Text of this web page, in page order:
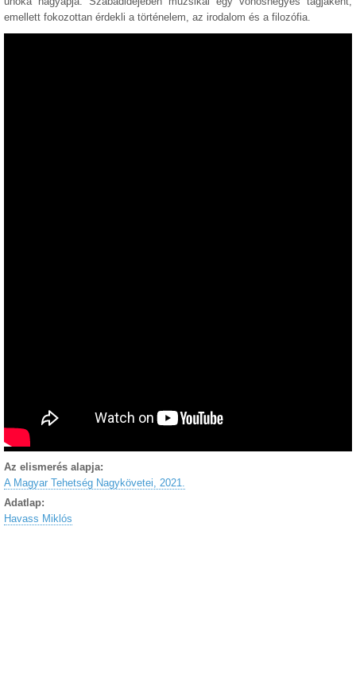
emellett fokozottan érdekli a történelem, az irodalom és a filozófia.
Az elismerés alapja:
A Magyar Tehetség Nagykövetei, 2021.
Adatlap:
Havass Miklós